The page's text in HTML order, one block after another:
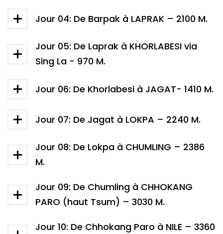
Jour 04: De Barpak à LAPRAK – 2100 M.
Jour 05: De Laprak à KHORLABESI via
Sing La - 970 M.
Jour 06: De Khorlabesi à JAGAT- 1410 M.
Jour 07: De Jagat à LOKPA – 2240 M.
Jour 08: De Lokpa à CHUMLING – 2386
M.
Jour 09: De Chumling à CHHOKANG
PARO (haut Tsum) – 3030 M.
Jour 10: De Chhokang Paro à NILE – 3360